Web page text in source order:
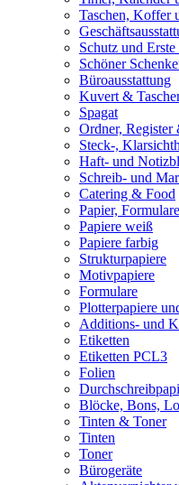
Taschen, Koffer
Schutz und
Schöner
Büroausstattung
Kuvert &
Spagat
Ordner,
Steck-,
Haft- und
Schreib- und
Catering & Food
Papier,
Papiere weiß
Papiere farbig
Strukturpapiere
Motivpapiere
Formulare
Plotterpapiere
Additions- und
Etiketten
Etiketten PCL3
Folien
Blöcke, Bons,
Tinten & Toner
Tinten
Toner
Bürogeräte